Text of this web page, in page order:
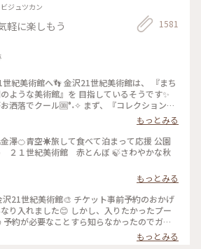
ジュツカン
軽に楽しもう 1581
世紀美術館へ👣 金沢21世紀美術館は、 『まち
ような美術館』を 目指しているそうです✨
洒落でクール🆒°˖✧ まず、『コレクション展
を鑑賞。 現代アート作品における「文字」
当てて、文字が持つ可能性を 絵画、版画、
ど 様々な形式の作品を通して探求していま
多角的な視点から見た作品の数々、 こうい
！と とても興味深かったです✨ また、
road, Living space / 生きている道、生き
鑑賞。 これは、アートチームSIDE COREの
」や「移動」をテーマに、 ストリートカルチ
異なる場所をつなぐ表現」、 「生きるため
の中に創出することを目指しているそう✨
や移動を見ている作品、 一体感もあってと
です！ 一日中いても楽しめる とっても素敵
もっとみる
澤🍊青空☀️旅して食べて泊まって応援 公園
２１世紀美術館 赤とんぼ 🍃さわやかな秋
もっとみる
り入れました😊 しかし、入りたかったプー
予約が必要なことすら知らなかったのでガッ
よね、人気の美術館ですものね… そして雨の
ルを上から覗くのも中止になっていました💧
もっとみる